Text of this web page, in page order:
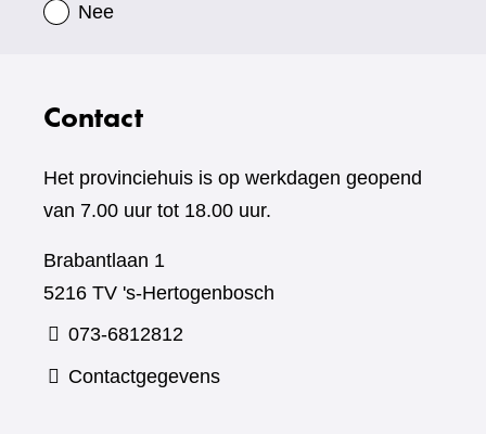
Nee
Contact
Het provinciehuis is op werkdagen geopend
van 7.00 uur tot 18.00 uur.
Brabantlaan 1
5216 TV 's-Hertogenbosch
073-6812812
Contactgegevens